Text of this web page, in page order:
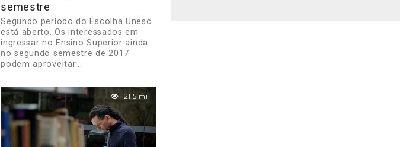
semestre
Segundo período do Escolha Unesc
está aberto. Os interessados em
ingressar no Ensino Superior ainda
no segundo semestre de 2017
podem aproveitar...
21.5 mil